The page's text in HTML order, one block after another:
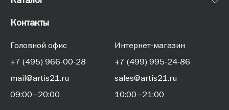
Контакты
Головной офис
+7 (495) 966-00-28
mail@artis21.ru
09:00–20:00
Интернет-магазин
+7 (499) 995-24-86
sales@artis21.ru
10:00–21:00